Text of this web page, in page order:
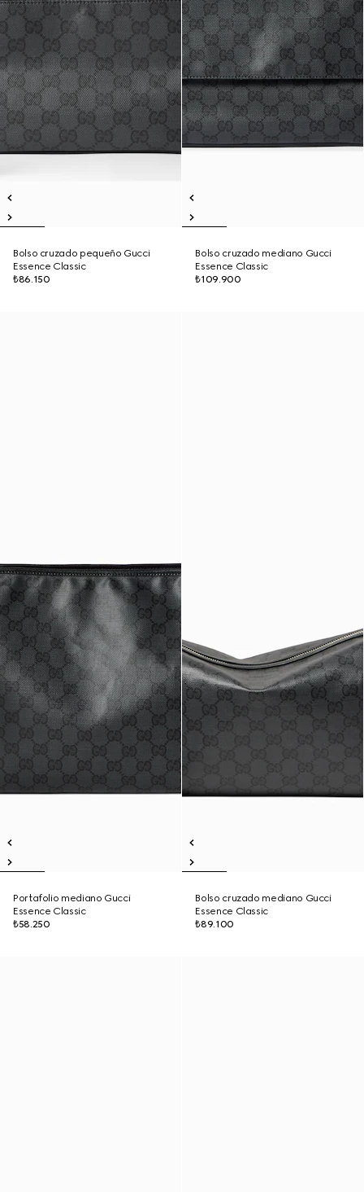
Bolso cruzado pequeño Gucci
Essence Classic
₺86.150
Bolso cruzado mediano Gucci
Essence Classic
₺109.900
Portafolio mediano Gucci
Essence Classic
₺58.250
Bolso cruzado mediano Gucci
Essence Classic
₺89.100